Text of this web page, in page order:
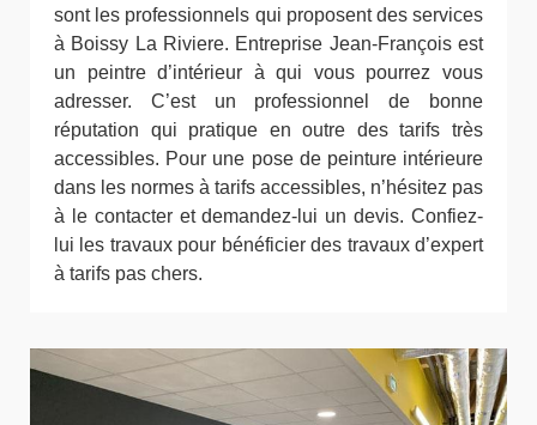
sont les professionnels qui proposent des services
à Boissy La Riviere. Entreprise Jean-François est
un peintre d’intérieur à qui vous pourrez vous
adresser. C’est un professionnel de bonne
réputation qui pratique en outre des tarifs très
accessibles. Pour une pose de peinture intérieure
dans les normes à tarifs accessibles, n’hésitez pas
à le contacter et demandez-lui un devis. Confiez-
lui les travaux pour bénéficier des travaux d’expert
à tarifs pas chers.